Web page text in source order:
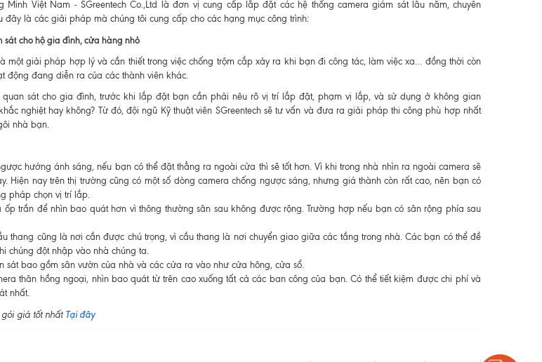
Minh Việt Nam - SGreentech Co.,Ltd là đơn vị cung cấp lắp đặt các hệ thống camera giám sát lâu năm, chuyên
đây là các giải pháp mà chúng tôi cung cấp cho các hạng mục công trình:
cho hộ gia đình, cửa hàng nhỏ
một giải pháp hợp lý và cần thiết trong việc chống trộm cắp xảy ra khi bạn đi công tác, làm việc xa… đồng thời còn
động đang diễn ra của các thành viên khác.
sát cho gia đình, trước khi lắp đặt bạn cần phải nêu rõ vị trí lắp đặt, phạm vị lắp, và sử dụng ở không gian
nghiệt hay không? Từ đó, đội ngũ Kỹ thuật viên SGreentech sẽ tư vấn và đưa ra giải pháp thi công phù hợp nhất
nhà bạn.
hướng ánh sáng, nếu bạn có thể đặt thẳng ra ngoài cửa thì sẽ tốt hơn. Vì khi trong nhà nhìn ra ngoài camera sẽ
Hiện nay trên thị trường cũng có một số dòng camera chống ngược sáng, nhưng giá thành còn rất cao, nên bạn có
pháp chọn vị trí lắp.
ốp trần để nhìn bao quát hơn vì thông thường sân sau không được rộng. Trường hợp nếu bạn có sân rộng phía sau
thang cũng là nơi cần được chú trọng, vì cầu thang là nơi chuyển giao giữa các tầng trong nhà. Các bạn có thể đề
chúng đột nhập vào nhà chúng ta.
sát bao gồm sân vườn của nhà và các cửa ra vào như cửa hông, cửa sổ.
thân hồng ngoại, nhìn bao quát từ trên cao xuống tất cả các ban công của bạn. Có thể tiết kiệm được chi phí và
nhất.
giá tốt nhất Tại đây